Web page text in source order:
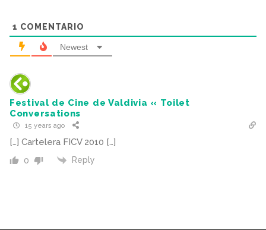
1 COMENTARIO
Newest
Festival de Cine de Valdivia « Toilet
Conversations
15 years ago
[…] Cartelera FICV 2010 […]
0 Reply